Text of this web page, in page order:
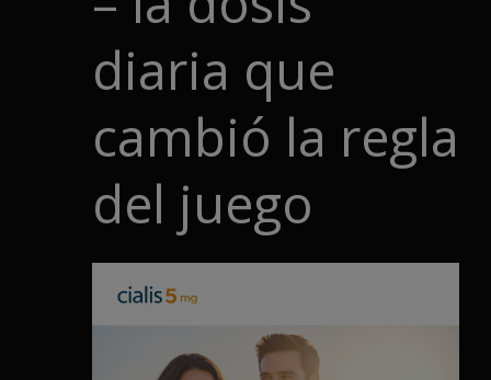
diaria que
cambió la regla
del juego